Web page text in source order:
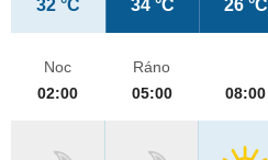
32 °C 34 °C 26 °C
Noc
02:00
Ráno
05:00
08:00